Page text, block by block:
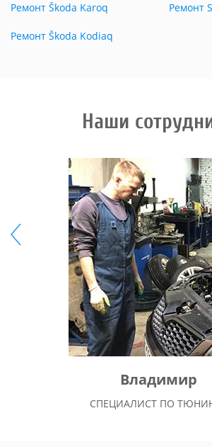
Ремонт Škoda Karoq
Ремонт Škoda Kodiaq
Ремонт
Наши
Владимир
СПЕЦИАЛИСТ ПО